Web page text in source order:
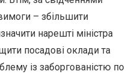
вимоги – збільшити
нарешті міністра
посадові оклади та
із заборгованістю по